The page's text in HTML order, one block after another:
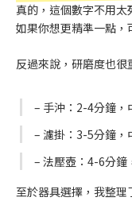
真的，這個數字不用太
如果你想更精準一點，
反過來說，研磨度也很
– 手沖：2-4分鐘，
– 濾掛：3-5分鐘，
– 法壓壺：4-6分鐘
至於器具選擇，我整理